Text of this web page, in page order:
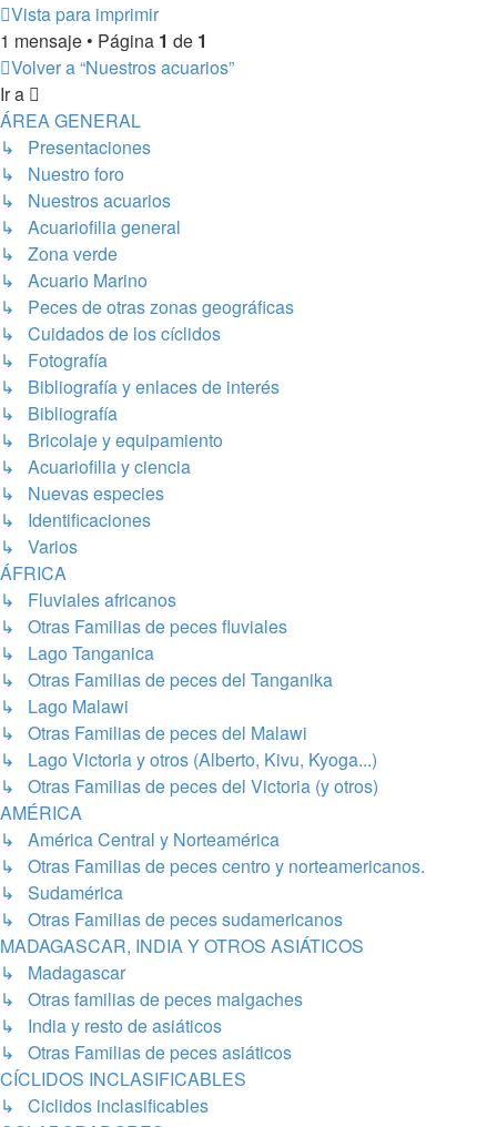
Vista para imprimir
1 mensaje • Página 1 de 1
Volver a “Nuestros acuarios”
Ir a
ÁREA GENERAL
↳ Presentaciones
↳ Nuestro foro
↳ Nuestros acuarios
↳ Acuariofilia general
↳ Zona verde
↳ Acuario Marino
↳ Peces de otras zonas geográficas
↳ Cuidados de los cíclidos
↳ Fotografía
↳ Bibliografía y enlaces de interés
↳ Bibliografía
↳ Bricolaje y equipamiento
↳ Acuariofilia y ciencia
↳ Nuevas especies
↳ Identificaciones
↳ Varios
ÁFRICA
↳ Fluviales africanos
↳ Otras Familias de peces fluviales
↳ Lago Tanganica
↳ Otras Familias de peces del Tanganika
↳ Lago Malawi
↳ Otras Familias de peces del Malawi
↳ Lago Victoria y otros (Alberto, Kivu, Kyoga...)
↳ Otras Familias de peces del Victoria (y otros)
AMÉRICA
↳ América Central y Norteamérica
↳ Otras Familias de peces centro y norteamericanos.
↳ Sudamérica
↳ Otras Familias de peces sudamericanos
MADAGASCAR, INDIA Y OTROS ASIÁTICOS
↳ Madagascar
↳ Otras familias de peces malgaches
↳ India y resto de asiáticos
↳ Otras Familias de peces asiáticos
CÍCLIDOS INCLASIFICABLES
↳ Ciclidos inclasificables